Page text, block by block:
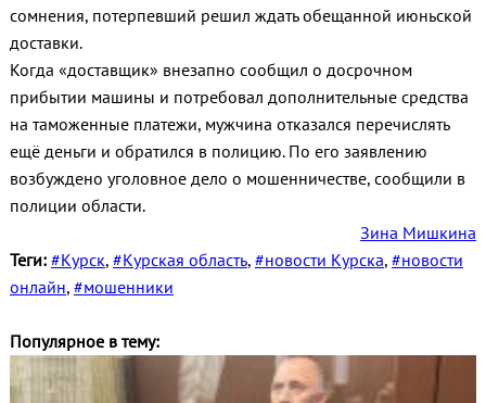
сомнения, потерпевший решил ждать обещанной июньской
доставки.
Когда «доставщик» внезапно сообщил о досрочном
прибытии машины и потребовал дополнительные средства
на таможенные платежи, мужчина отказался перечислять
ещё деньги и обратился в полицию. По его заявлению
возбуждено уголовное дело о мошенничестве, сообщили в
полиции области.
Зина Мишкина
Теги: #Курск, #Курская область, #новости Курска, #новости
онлайн, #мошенники
Популярное в тему: